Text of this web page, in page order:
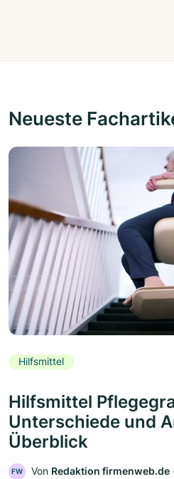
Neueste
Hilfsmittel
Hilfsmittel
Unterschiede und
Überblick
FW Von Redaktion firmenweb.de ‧